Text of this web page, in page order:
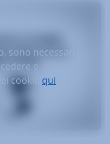
sono necessari i
e
cookie qui